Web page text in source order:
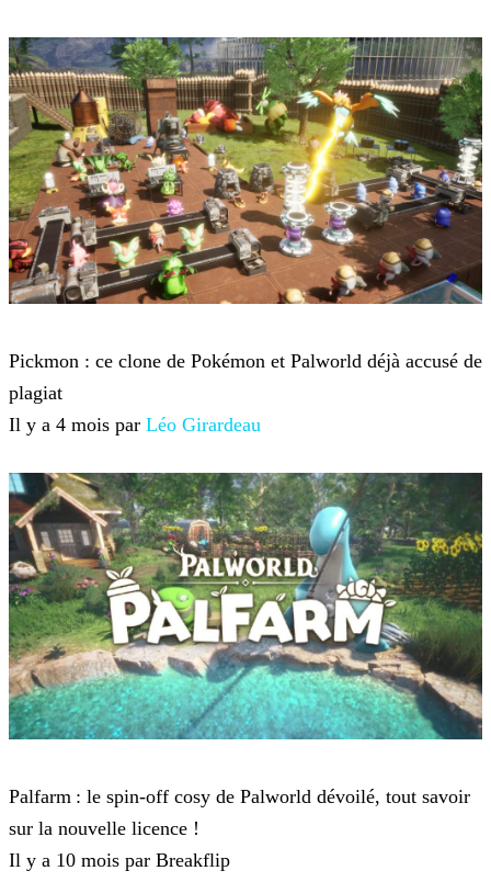
Pickmon : ce clone de Pokémon et Palworld déjà accusé de
plagiat
Il y a 4 mois par Léo Girardeau
Palfarm : le spin-off cosy de Palworld dévoilé, tout savoir
sur la nouvelle licence !
Il y a 10 mois par Breakflip